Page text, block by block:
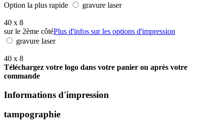
Option la plus rapide
gravure laser
40 x 8
sur le 2ème côtéPlus d'infos sur les options d'impression
gravure laser
40 x 8
Téléchargez votre logo dans votre panier ou après votre
commande
Informations d'impression
tampographie